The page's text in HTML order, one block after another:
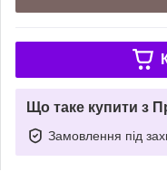
Що таке купити з
Замовлення під